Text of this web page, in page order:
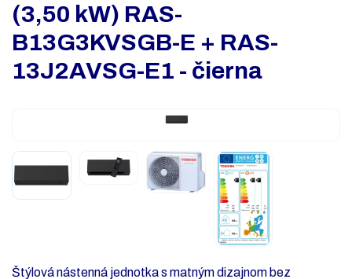
(3,50 kW) RAS-
B13G3KVSGB-E + RAS-
13J2AVSG-E1 - čierna
Štýlová nástenná jednotka s matným dizajnom bez